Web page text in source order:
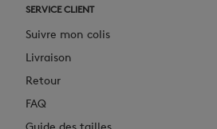
SERVICE CLIENT
Suivre mon colis
Livraison
Retour
FAQ